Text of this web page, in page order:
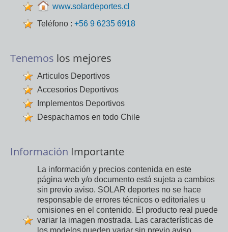
www.solardeportes.cl
Teléfono : +56 9 6235 6918
Tenemos los mejores
Articulos Deportivos
Accesorios Deportivos
Implementos Deportivos
Despachamos en todo Chile
Información Importante
La información y precios contenida en este
página web y/o documento está sujeta a cambios
sin previo aviso. SOLAR deportes no se hace
responsable de errores técnicos o editoriales u
omisiones en el contenido. El producto real puede
variar la imagen mostrada. Las características de
los modelos pueden variar sin previo aviso.